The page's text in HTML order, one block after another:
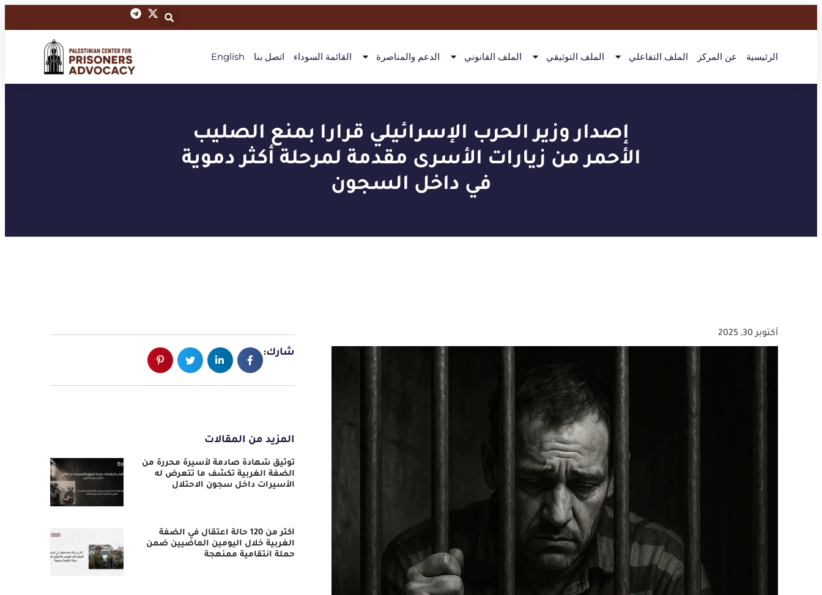
الرئيسية عن المركز الملف التفاعلي الملف التوثيقي الملف القانوني الدعم والمناصرة القائمة السوداء اتصل بنا English
إصدار وزير الحرب الإسرائيلي قرارا بمنع الصليب
الأحمر من زيارات الأسرى مقدمة لمرحلة أكثر دموية
في داخل السجون
أكتوبر 30, 2025
شارك:
المزيد من المقالات
توثيق شهادة صادمة لأسيرة محررة من
الضفة الغربية تكشف ما تتعرض له
الأسيرات داخل سجون الاحتلال
أكثر من 120 حالة اعتقال في الضفة
الغربية خلال اليومين الماضيين ضمن
حملة انتقامية ممنهجة